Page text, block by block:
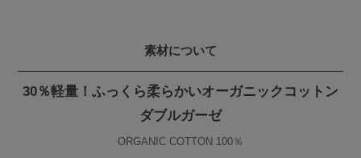
素材について
30％軽量！ふっくら柔らかいオーガニックコットン
ダブルガーゼ
ORGANIC COTTON 100％